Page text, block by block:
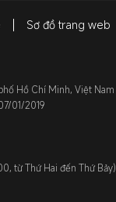
Sơ đồ trang web
Hồ Chí Minh, Việt Nam
01/2019
từ Thứ Hai đến Thứ Bảy)